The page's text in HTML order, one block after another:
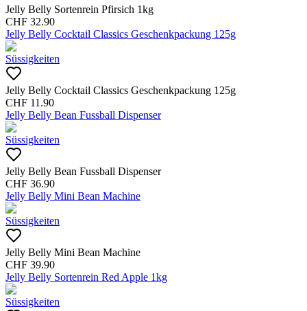
Jelly Belly Sortenrein Pfirsich 1kg
CHF 32.90
Jelly Belly Cocktail Classics Geschenkpackung 125g
Süssigkeiten
Jelly Belly Cocktail Classics Geschenkpackung 125g
CHF 11.90
Jelly Belly Bean Fussball Dispenser
Süssigkeiten
Jelly Belly Bean Fussball Dispenser
CHF 36.90
Jelly Belly Mini Bean Machine
Süssigkeiten
Jelly Belly Mini Bean Machine
CHF 39.90
Jelly Belly Sortenrein Red Apple 1kg
Süssigkeiten